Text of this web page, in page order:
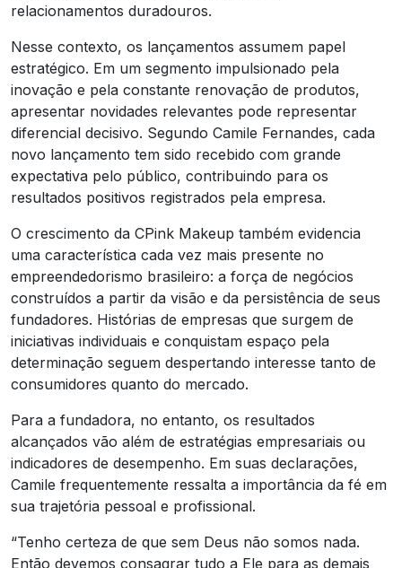
relacionamentos duradouros.
Nesse contexto, os lançamentos assumem papel
estratégico. Em um segmento impulsionado pela
inovação e pela constante renovação de produtos,
apresentar novidades relevantes pode representar
diferencial decisivo. Segundo Camile Fernandes, cada
novo lançamento tem sido recebido com grande
expectativa pelo público, contribuindo para os
resultados positivos registrados pela empresa.
O crescimento da CPink Makeup também evidencia
uma característica cada vez mais presente no
empreendedorismo brasileiro: a força de negócios
construídos a partir da visão e da persistência de seus
fundadores. Histórias de empresas que surgem de
iniciativas individuais e conquistam espaço pela
determinação seguem despertando interesse tanto de
consumidores quanto do mercado.
Para a fundadora, no entanto, os resultados
alcançados vão além de estratégias empresariais ou
indicadores de desempenho. Em suas declarações,
Camile frequentemente ressalta a importância da fé em
sua trajetória pessoal e profissional.
“Tenho certeza de que sem Deus não somos nada.
Então devemos consagrar tudo a Ele para as demais